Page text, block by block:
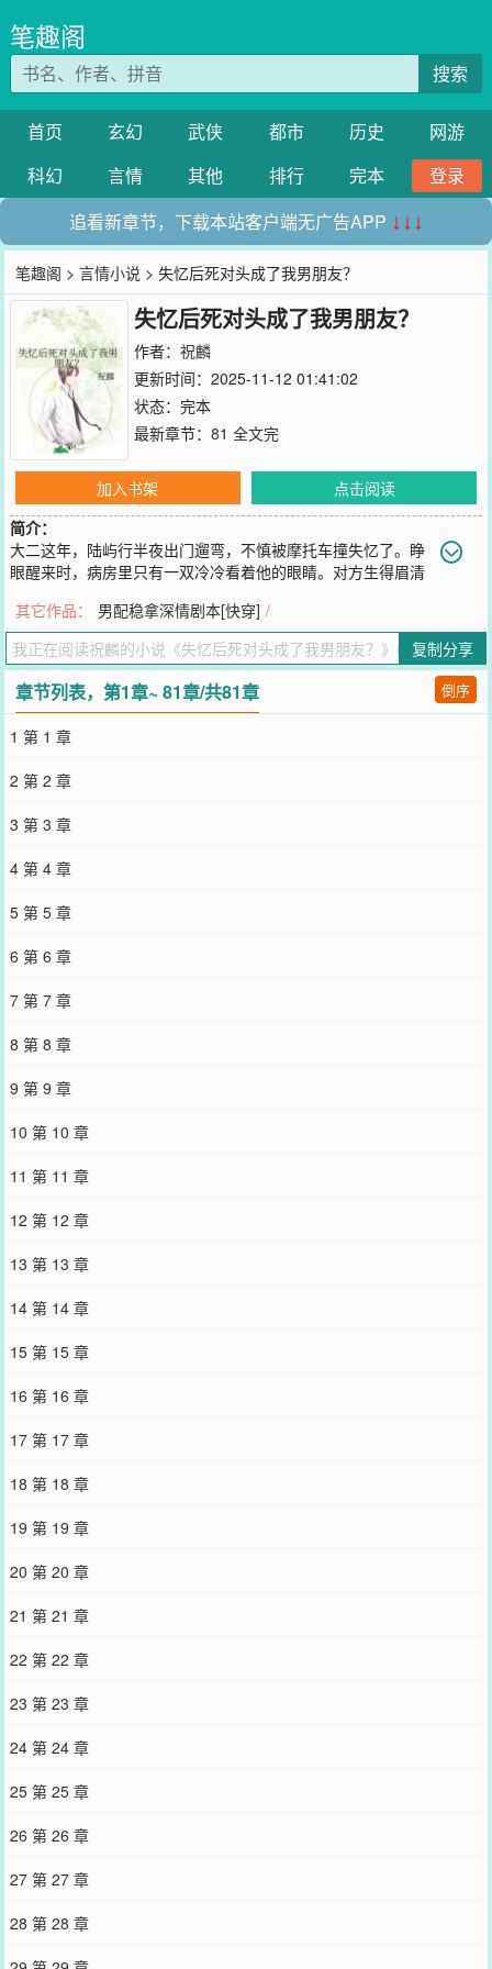
笔趣阁
搜索
首页 玄幻 武侠 都市 历史
网游
科幻
言情 其他 排行 完本
登录
追看新章节，下载本站客户端无广告APP ↓↓↓
笔趣阁 >言情小说 > 失忆后死对头成了我男朋友？
失忆后死对头成了我男朋友？
作者： 祝麟
更新时间：2025-11-12 01:41:02
状态：完本
最新章节： 81 全文完
加入书架
点击阅读
简介：
大二这年，陆屿行半夜出门遛弯，不慎被摩托车撞失忆了。睁
眼醒来时，病房里只有一双冷冷看着他的眼睛。对方生得眉清
触，问：“你是谁？”对方神色莫名地看了他几秒，忽地笑道：“你男朋
友。”*商玦半夜在家接到一通电话，说是他好友被车撞了。排除诈骗
可能，商玦千里迢迢赶到医院，结果却只看到病床上一张让他恨得牙
痒痒的面孔，冷脸问：“谁说我是他朋友的？”警察将陆屿行的手机交
给他。通讯录里，齐刷刷的一溜全名，连爹妈是谁都找不着，唯有一
个“傻逼”异常醒目。“唯一一个特殊备注，我猜你们关系很亲密。”商
玦：“……”这时，病床上的人悠悠转醒，语气温和：“你是谁？”商玦冷
冷一笑，抱着等这人恢复记忆后看热闹的心态：“你男朋友。”*失忆
后，陆屿行发现自己以前对他的男朋友很不好，似乎曾经还有过家暴
倾向。尽管对男友暂时毫无爱意，但他仍旧决定痛改前非。出门时要
牵男朋友的手，吃饭时要给男朋友夹喜欢的菜，情到浓时应该要亲男
朋友的嘴……某日为庆祝男友口中编撰出来的一周年纪念日，陆屿行
忍着抗拒，俯身亲吻了他的男友。一吻结束，陆屿行不自在地移开视
线，表情怪异。没注意到，对面男朋友的脸比他还要扭曲。陆屿行
（攻）x商玦（受）（放个预收~《全网都在磕我和前男友的cp》季听
枫，半路出道做演员，摸爬滚打七年，归来仍是十八线。混迹娱乐圈
的第八年，他接到仿佛是人生转折点的剧本，知名导演，一流班底，
而他在剧中饰演男三号。唯一美中不足的是，主演是七年前被他一脚
踹掉的前男友。打包好磨练七年的演技，季听枫连夜赶到剧组酒店，
第一件事就是敲开前男友的酒店房门。开门的男人模样英俊，时隔多
年，一张带妆的帅脸险些让季听枫没认出来。他放低姿态，闷头就是
一顿反省加道歉。五分钟后抬头，男人看傻子似的翻了个白眼，骂了
句“神经”，嘭地关上房门。季听枫叹气：红气养人，ex今非昔比，不
愿意搭理糊咖。反身准备离开时，身后的房门前静静站着一个男人，
正黑着脸看他。对方长得比方才那人出色得多，季听枫不由得多瞅了
两眼。啊……有点眼熟。）
您要是觉得《
向您QQ群和微博微信里的朋友推荐哦！
其它作品： 男配稳拿深情剧本[快穿] /
复制分享
章节列表，第1章~ 81章/共81章 倒序
1 第 1 章
2 第 2 章
3 第 3 章
4 第 4 章
5 第 5 章
6 第 6 章
7 第 7 章
8 第 8 章
9 第 9 章
10 第 10 章
11 第 11 章
12 第 12 章
13 第 13 章
14 第 14 章
15 第 15 章
16 第 16 章
17 第 17 章
18 第 18 章
19 第 19 章
20 第 20 章
21 第 21 章
22 第 22 章
23 第 23 章
24 第 24 章
25 第 25 章
26 第 26 章
27 第 27 章
28 第 28 章